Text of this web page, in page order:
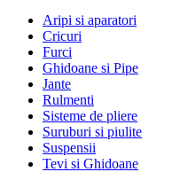
Aripi si aparatori
Cricuri
Furci
Ghidoane si Pipe
Jante
Rulmenti
Sisteme de pliere
Suruburi si piulite
Suspensii
Tevi si Ghidoane